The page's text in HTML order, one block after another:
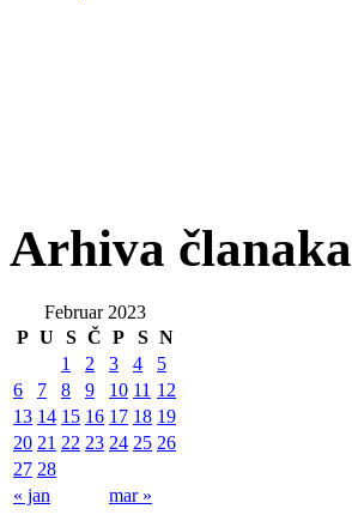
Arhiva članaka
Februar 2023
P U S Č P S N
« jan mar »
1 2 3 4
5
6
7 8 9 10 11 12
13 14 15 16 17 18 19
20 21 22 23 24 25 26
27 28